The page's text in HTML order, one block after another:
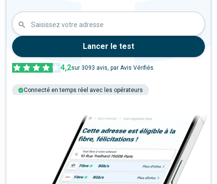
Saisissez votre adresse
Lancer le test
4,2sur 3093 avis, par Avis Vérifiés
Connecté en temps réel avec les opérateurs